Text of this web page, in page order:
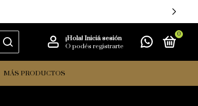
¡Hola!Iniciá sesión
O podés registrarte
0
MÁS PRODUCTOS